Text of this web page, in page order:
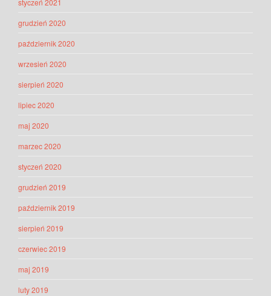
styczeń 2021
grudzień 2020
październik 2020
wrzesień 2020
sierpień 2020
lipiec 2020
maj 2020
marzec 2020
styczeń 2020
grudzień 2019
październik 2019
sierpień 2019
czerwiec 2019
maj 2019
luty 2019